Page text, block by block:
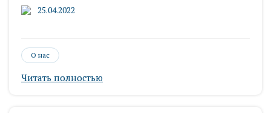
25.04.2022
О нас
Читать полностью